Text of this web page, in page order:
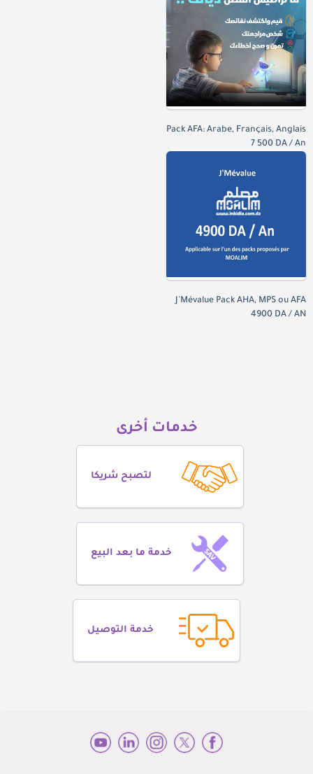
Pack AFA: Arabe, Français, Anglais
7 500 DA / An
J'Mévalue Pack AHA, MPS ou AFA
4900 DA / AN
خدمات أخرى
لتصبح شريكا
خدمة ما بعد البيع
خدمة التوصيل